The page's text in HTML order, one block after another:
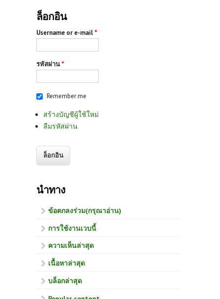
ล็อกอิน
Username or e-mail *
รหัสผ่าน *
Remember me
สร้างบัญชีผู้ใช้ใหม่
ลืมรหัสผ่าน
นำทาง
ข้อตกลงร่วม(กรุณาอ่าน)
การใช้งานเวบนี้
ความเห็นล่าสุด
เนื้อหาล่าสุด
บล็อกล่าสุด